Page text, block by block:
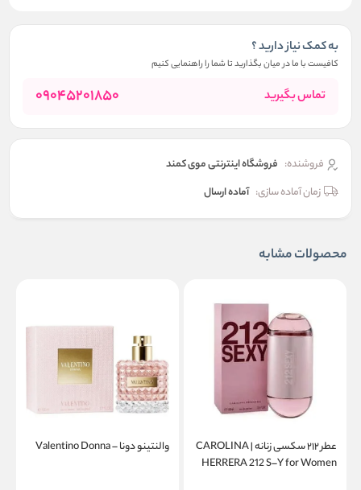
به کمک نیاز دارید ؟
کافیست با ما در میان بگذارید تا شما را راهنمایی کنیم
تماس بگیرید 09045201850
فروشنده: فروشگاه اینترنتی موی کمند
زمان آماده سازی: آماده ارسال
محصولات مشابه
عطر ۲۱۲ سکسی زنانه | CAROLINA
HERRERA 212 S–Y for Women
والنتینو دونا – Valentino Donna